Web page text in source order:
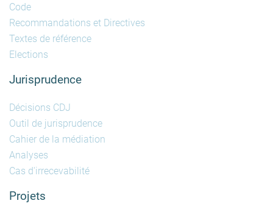
Code
Recommandations et Directives
Textes de référence
Elections
Jurisprudence
Décisions CDJ
Outil de jurisprudence
Cahier de la médiation
Analyses
Cas d'irrecevabilité
Projets